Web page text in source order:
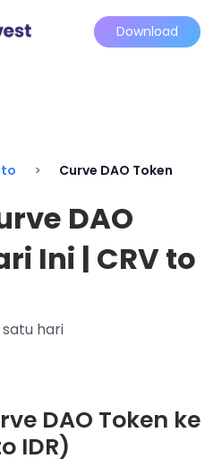
Download
Curve DAO Token
DAO
Ini | CRV to
hari
DAO Token ke
IDR)